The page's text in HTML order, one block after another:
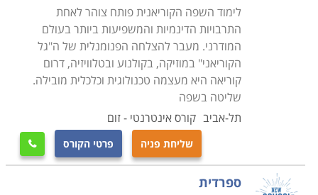
לימוד השפה הקוריאנית פותח צוהר לאחת
התרבויות הדינמיות והמשפיעות ביותר בעולם
המודרני. מעבר להצלחה הפנומנלית של ה"גל
הקוריאני" במוזיקה, בקולנוע ובטלוויזיה, דרום
קוריאה היא מעצמה טכנולוגית וכלכלית מובילה.
שליטה בשפה
תל-אביב קורס אינטרנטי - זום
שליחת פניה פרטי הקורס 
ספרדית